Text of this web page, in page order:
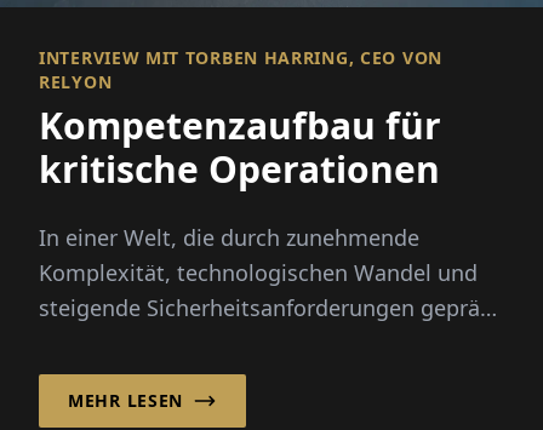
INTERVIEW MIT TORBEN HARRING, CEO VON
RELYON
Kompetenzaufbau für
kritische Operationen
In einer Welt, die durch zunehmende
Komplexität, technologischen Wandel und
steigende Sicherheitsanforderungen geprägt
Hochrisikoumgebungen tätig sind, vor
wachsenden Herausforderungen in Bezug
MEHR LESEN